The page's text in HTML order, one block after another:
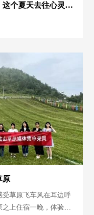
个夏天去往心灵的
原
草原飞车风在耳边呼
上住宿一晚，体验三